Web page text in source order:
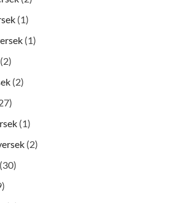
(1)
(1)
(2)
(2)
(1)
(2)
(30)